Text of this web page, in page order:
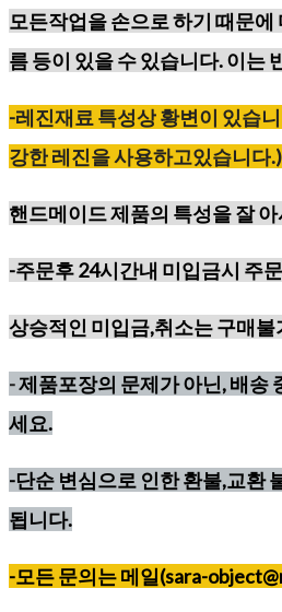
모든작업을 손으로 하기 때문에
름 등이 있을 수 있습니다. 이는
-레진재료 특성상황변이 있습
강한레진을사용하고있습니다.)
핸드메이드 제품의 특성을 잘
-주문후 24시간내 미입금시 주
상승적인 미입금,취소는 구매
-제품포장의 문제가 아닌, 배송
세요.
-단순 변심으로 인한 환불,교환
됩니다.
-모든 문의는 메일(sara-